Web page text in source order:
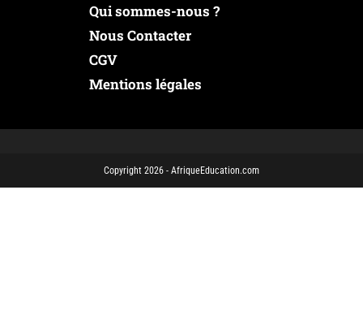
Qui sommes-nous ?
Nous Contacter
CGV
Mentions légales
Copyright 2026 - AfriqueEducation.com